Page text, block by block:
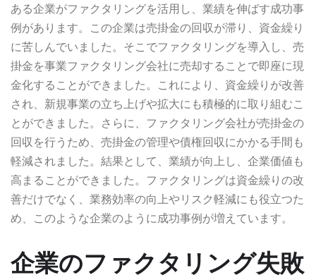
ある企業がファクタリングを活用し、業績を伸ばす成功事
例があります。この企業は売掛金の回収が滞り、資金繰り
に苦しんでいました。そこでファクタリングを導入し、売
掛金を事業ファクタリング会社に売却することで即座に現
金化することができました。これにより、資金繰りが改善
され、新規事業の立ち上げや拡大にも積極的に取り組むこ
とができました。さらに、ファクタリング会社が売掛金の
回収を行うため、売掛金の管理や債権回収にかかる手間も
軽減されました。結果として、業績が向上し、企業価値も
高まることができました。ファクタリングは資金繰りの改
善だけでなく、業務効率の向上やリスク軽減にも役立つた
め、このような企業のように成功事例が増えています。
企業のファクタリング失敗